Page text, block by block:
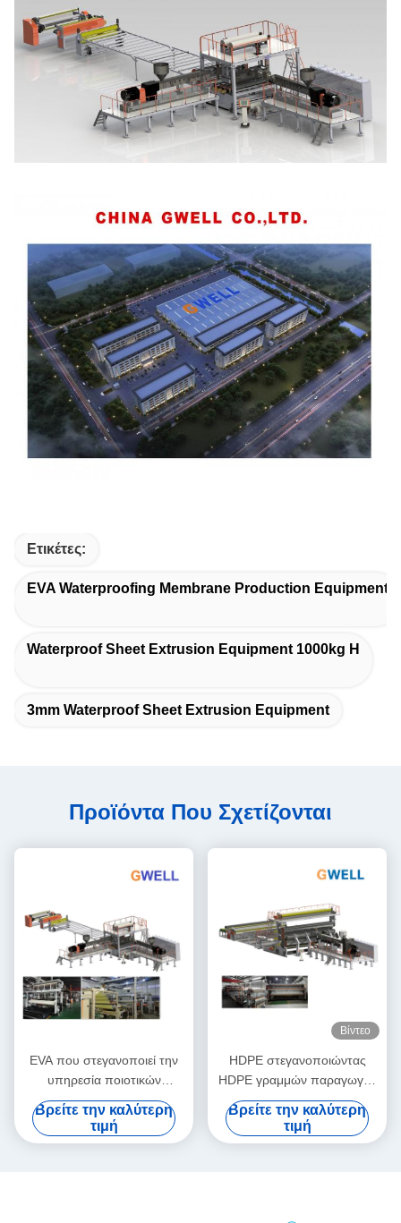
Ετικέτες:
EVA Waterproofing Membrane Production Equipment
Waterproof Sheet Extrusion Equipment 1000kg H
3mm Waterproof Sheet Extrusion Equipment
Προϊόντα Που Σχετίζονται
EVA που στεγανοποιεί την
υπηρεσία ποιοτικών
μεταπωλήσεων μηχανών
παραγωγής μεμβρανών
Βρείτε την καλύτερη
τιμή
Βίντεο
HDPE στεγανοποιώντας
HDPE γραμμών παραγωγής
μεμβρανών μηχανή
εξώθησης ταινιών απόδειξης
νερού
Βρείτε την καλύτερη
τιμή